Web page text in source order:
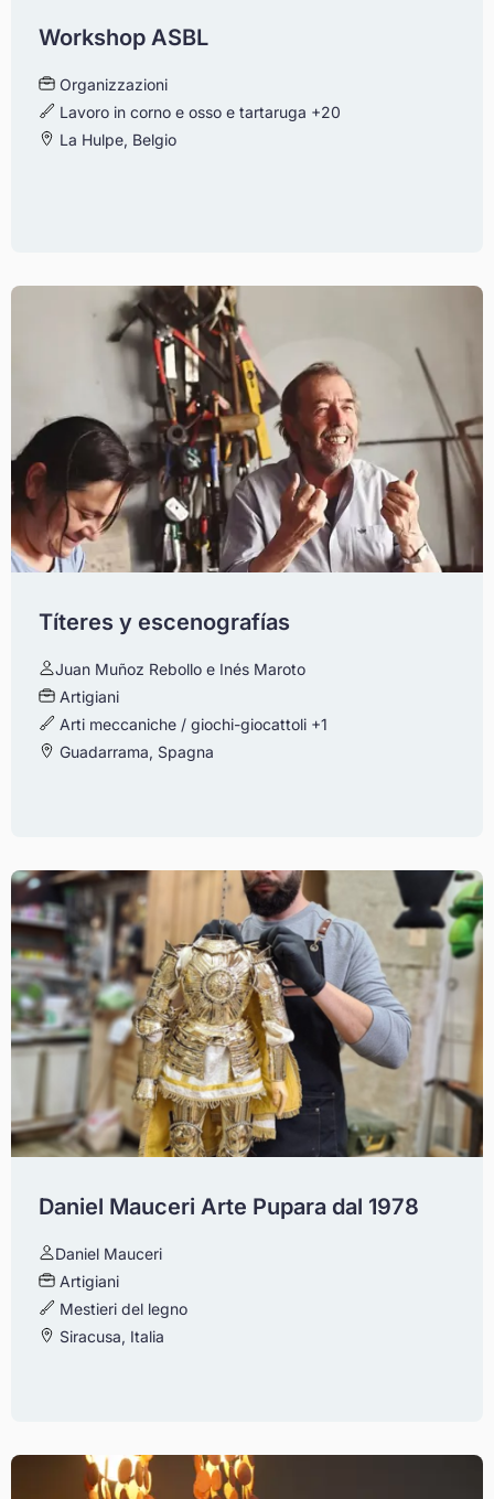
Workshop ASBL
Organizzazioni
Lavoro in corno e osso e tartaruga +20
La Hulpe, Belgio
Títeres y escenografías
Juan Muñoz Rebollo e Inés Maroto
Artigiani
Arti meccaniche / giochi-giocattoli +1
Guadarrama, Spagna
Daniel Mauceri Arte Pupara dal 1978
Daniel Mauceri
Artigiani
Mestieri del legno
Siracusa, Italia